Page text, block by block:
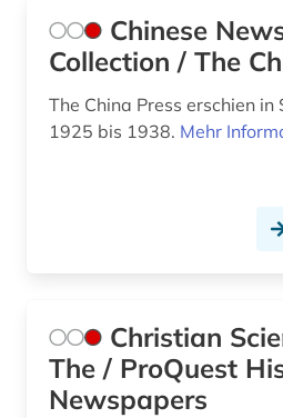
training (1)
trainingswissenschaft (6)
unternehmen (1)
videotutorials (1)
Chinese
Collection / The
The China Press erschien in
1925 bis 1938. Mehr
Christian
The / ProQuest
Newspapers